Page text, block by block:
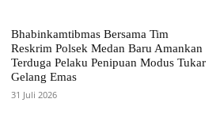
Bhabinkamtibmas Bersama Tim
Reskrim Polsek Medan Baru Amankan
Terduga Pelaku Penipuan Modus Tukar
Gelang Emas
31 Juli 2026